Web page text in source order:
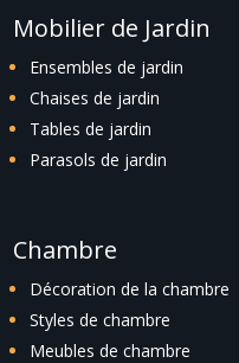
Mobilier de Jardin
Ensembles de jardin
Chaises de jardin
Tables de jardin
Parasols de jardin
Chambre
Décoration de la chambre
Styles de chambre
Meubles de chambre